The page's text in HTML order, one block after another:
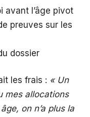
avant l’âge pivot
preuves sur les
dossier
les frais : « Un
mes allocations
on n’a plus la